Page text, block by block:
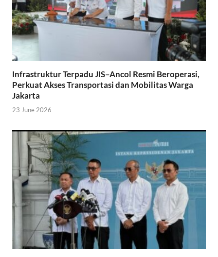
Infrastruktur Terpadu JIS–Ancol Resmi Beroperasi,
Perkuat Akses Transportasi dan Mobilitas Warga
Jakarta
23 June 2026